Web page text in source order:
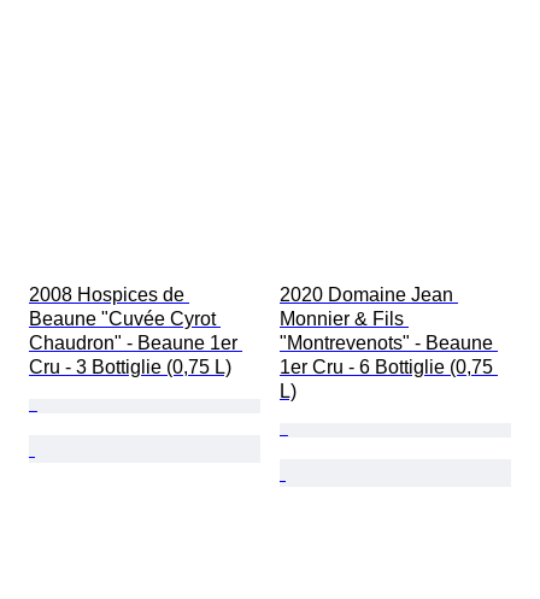
2008 Hospices de
Beaune "Cuvée Cyrot
Chaudron" - Beaune 1er
Cru - 3 Bottiglie (0,75 L)
2020 Domaine Jean
Monnier & Fils
"Montrevenots" - Beaune
1er Cru - 6 Bottiglie (0,75
L)